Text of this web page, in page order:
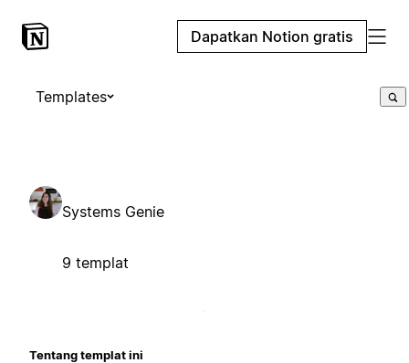
Dapatkan Notion gratis
Templates
Systems Genie
9 templat
Tentang templat ini